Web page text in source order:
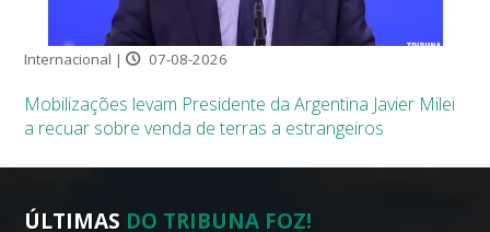
Internacional | 07-08-2026
Mobilizações levam Presidente da Argentina Javier Milei
a recuar sobre venda de terras a estrangeiros
ÚLTIMAS DO TRIBUNA FOZ!